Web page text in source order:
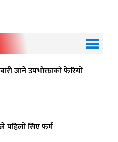
जाने उपभोक्ताको फेरियो
पहिलो सिए फर्म